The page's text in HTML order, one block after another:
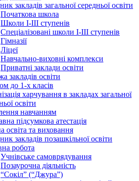
закладів загальної середньої освіти
Початкова школа
Школи І-ІІІ ступенів
Спеціалізовані школи І-ІІІ ступенів
Гімназії
Ліцеї
Навчально-виховні комплекси
Приватні заклади освіти
закладів освіти
до 1-х класів
харчування в закладах загальної
освіти
навчанням
підсумкова атестація
освіта та виховання
закладів позашкільної освіти
робота
Учнівське самоврядування
Позаурочна діяльність
“Сокіл” (“Джура”)